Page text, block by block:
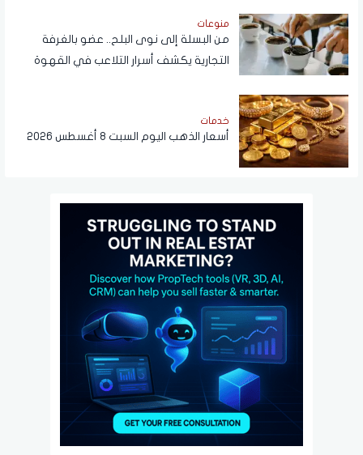
منوعات
من البسلة إلى نوى البلح.. عضو بالغرفة
التجارية يكشف أسرار التلاعب في القهوة
خدمات
أسعار الذهب اليوم السبت 8 أغسطس 2026